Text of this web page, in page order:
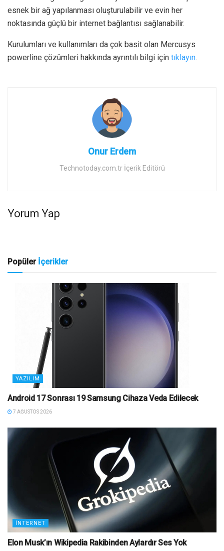
esnek bir ağ yapılanması oluşturulabilir ve evin her
noktasında güçlü bir internet bağlantısı sağlanabilir.
Kurulumları ve kullanımları da çok basit olan Mercusys
powerline çözümleri hakkında ayrıntılı bilgi için tıklayın.
Onur Erdem
Technotoday.com.tr İçerik Editörü
Yorum Yap
Popüler İçerikler
YAZILIM
Android 17 Sonrası 19 Samsung Cihaza Veda Edilecek
7 AĞUSTOS 2026
İNTERNET
Elon Musk’ın Wikipedia Rakibinden Aylardır Ses Yok